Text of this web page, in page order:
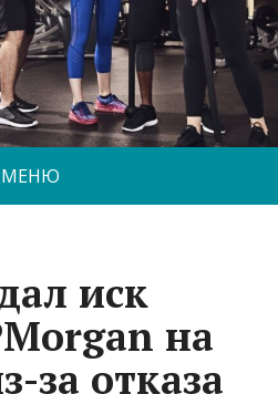
МЕНЮ
иск
на
за отказа